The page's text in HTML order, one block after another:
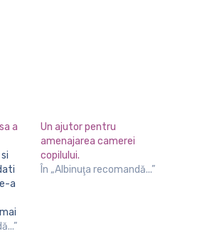
a
a
Un ajutor pentru
amenajarea camerei
copilului.
În „Albinuţa recomandă...”